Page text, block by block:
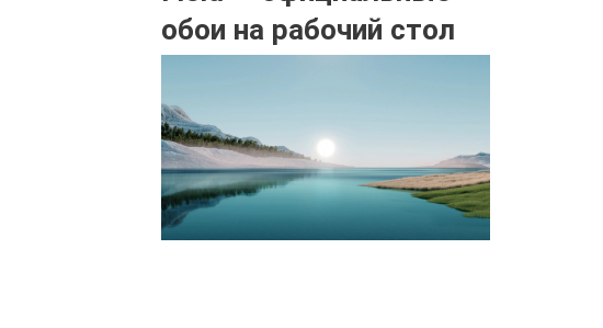
обои на рабочий стол